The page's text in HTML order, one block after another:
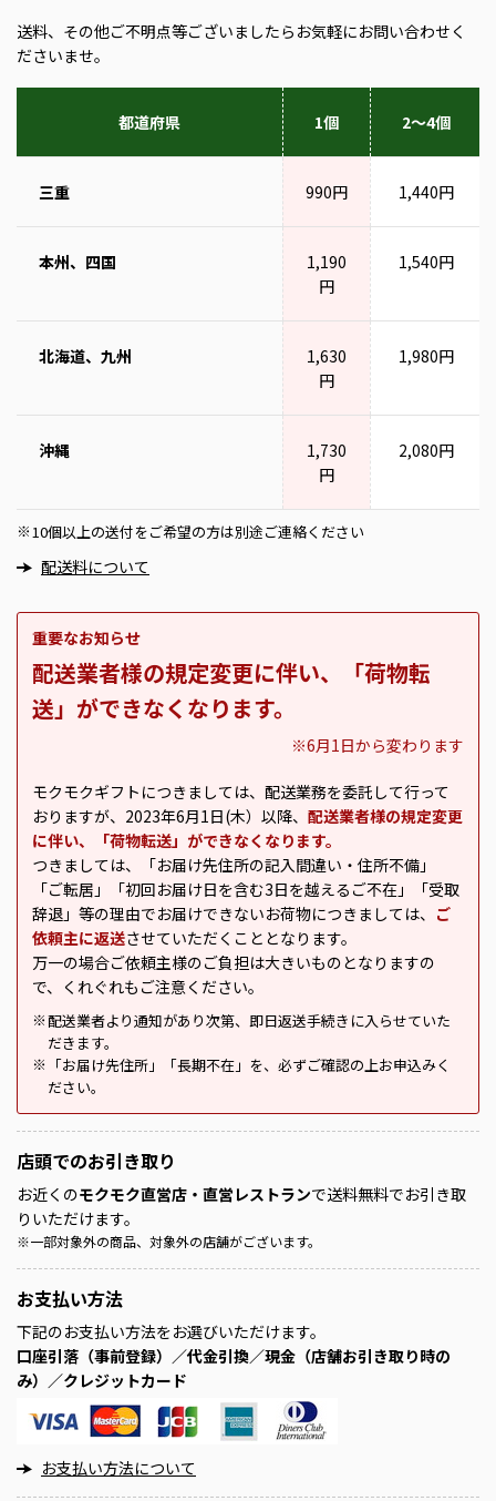
送料、その他ご不明点等ございましたらお気軽にお問い合わせく
ださいませ。
都道府県 1個 2～4個
三重 990円 1,440円
本州、四国
1,190
円
1,540円
北海道、九州
1,630
円
1,980円
沖縄
1,730
円
2,080円
※ 10個以上の送付をご希望の方は別途ご連絡ください
配送料について
重要なお知らせ
配送業者様の規定変更に伴い、「荷物転
送」ができなくなります。
※6月1日から変わります
モクモクギフトにつきましては、配送業務を委託して行って
おりますが、2023年6月1日(木）以降、 配送業者様の規定変更
に伴い、「荷物転送」ができなくなります。
つきましては、「お届け先住所の記入間違い・住所不備」
「ご転居」「初回お届け日を含む3日を越えるご不在」「受取
辞退」等の理由でお届けできないお荷物につきましては、 ご
依頼主に返送させていただくこととなります。
万一の場合ご依頼主様のご負担は大きいものとなりますの
で、くれぐれもご注意ください。
※ 配送業者より通知があり次第、即日返送手続きに入らせていた
だきます。
※
「お届け先住所」「長期不在」を、必ずご確認の上お申込みく
ださい。
店頭でのお引き取り
お近くのモクモク直営店・直営レストランで送料無料でお引き取
りいただけます。
※一部対象外の商品、対象外の店舗がございます。
お支払い方法
下記のお支払い方法をお選びいただけます。
口座引落（事前登録）／代金引換／現金（店舗お引き取り時の
み）／クレジットカード
お支払い方法について